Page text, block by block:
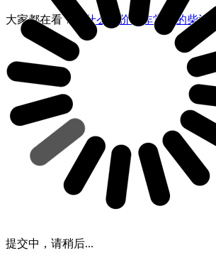
大家都在看： 有什么性价比非常高的柴油车
提交中，请稍后...